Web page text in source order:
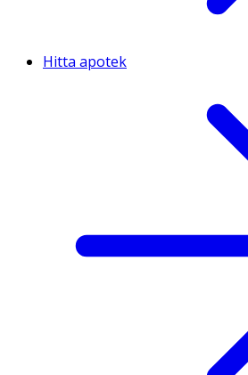
Hitta apotek